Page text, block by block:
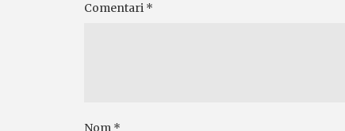
Comentari *
Nom *